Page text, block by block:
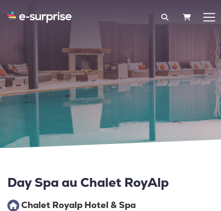
PANIER
Day Spa au Chalet RoyAlp
Chalet Royalp Hotel & Spa